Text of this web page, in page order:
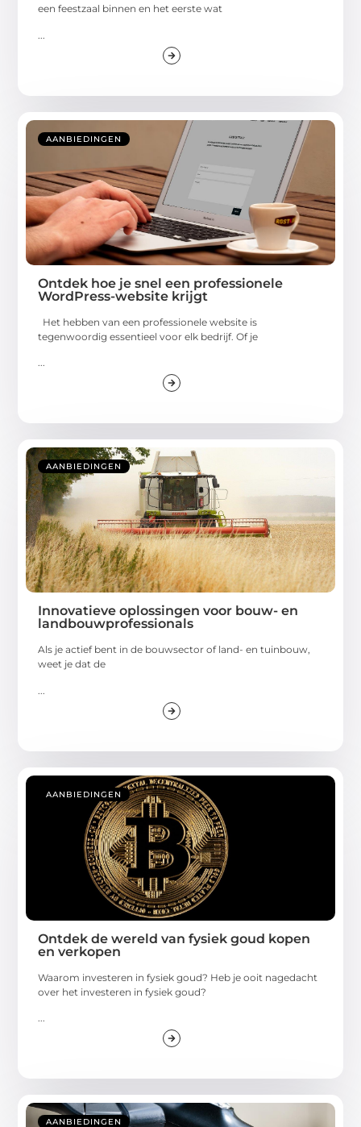
een feestzaal binnen en het eerste wat
AANBIEDINGEN
Ontdek hoe je snel een professionele
WordPress-website krijgt
Het hebben van een professionele website is
tegenwoordig essentieel voor elk bedrijf. Of je
...
AANBIEDINGEN
Innovatieve oplossingen voor bouw- en
landbouwprofessionals
Als je actief bent in de bouwsector of land- en tuinbouw,
weet je dat de
AANBIEDINGEN
Ontdek de wereld van fysiek goud kopen
en verkopen
Waarom investeren in fysiek goud? Heb je ooit nagedacht
over het investeren in fysiek goud?
...
AANBIEDINGEN